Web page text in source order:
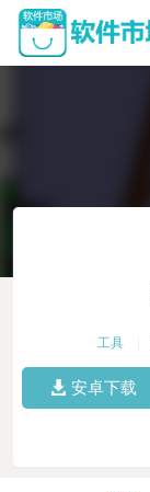
工具
安卓下载